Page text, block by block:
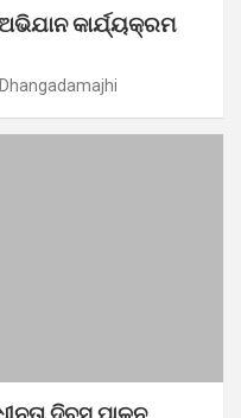
କାର୍ଯ୍ୟକ୍ରମ